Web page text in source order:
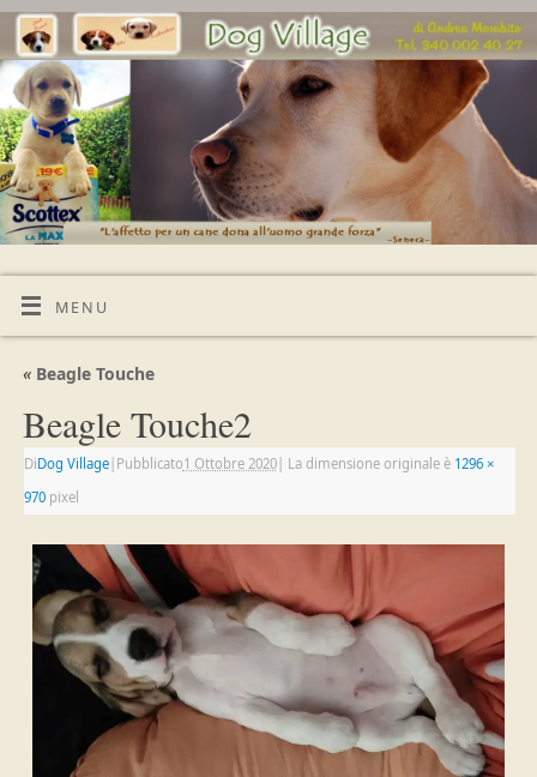
MENU
«Beagle Touche
Beagle Touche2
DiDog Village| Pubblicato1 Ottobre 2020| La dimensione originale è 1296 ×
970pixel